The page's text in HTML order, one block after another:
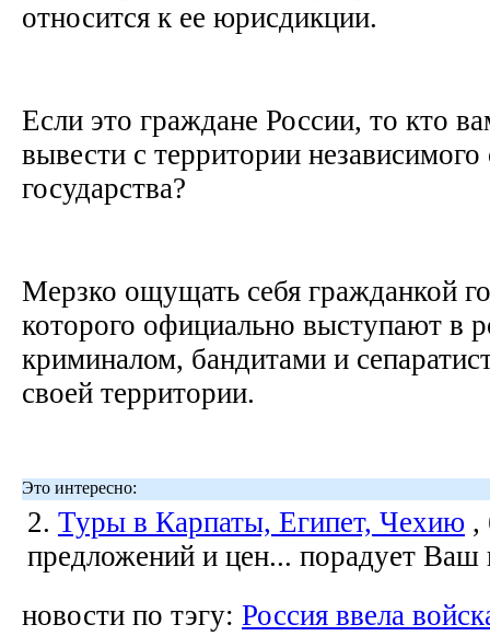
относится к ее юрисдикции.
Если это граждане России, то кто
вывести с территории независимого
государства?
Мерзко ощущать себя гражданкой
которого официально выступают в
криминалом, бандитами и
своей территории.
Это интересно:
2. Туры в Карпаты, Египет, Чехию ,
предложений и цен... порадует Ваш
новости по тэгу: Россия ввела